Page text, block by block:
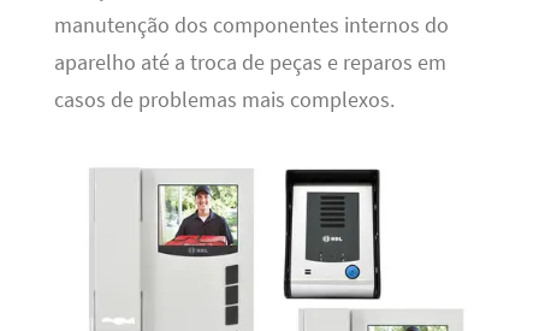
manutenção dos componentes internos do
aparelho até a troca de peças e reparos em
casos de problemas mais complexos.